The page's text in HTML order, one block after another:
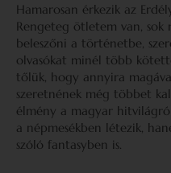
Hamarosan érkezik az
Rengeteg ötletem van,
beleszőni a történetbe,
olvasókat minél több
tőlük, hogy annyira
szeretnének még többet
élmény a magyar
a népmesékben létezik,
szóló fantasyben is.